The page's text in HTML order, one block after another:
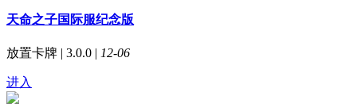
天命之子国际服纪念版
放置卡牌 | 3.0.0 | 12-06
进入